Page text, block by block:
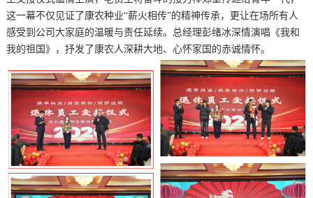
这一幕不仅见证了康农种业“薪火相传”的精神传承，更让在场所有人
感受到公司大家庭的温暖与责任延续。总经理彭绪冰深情演唱《我和
我的祖国》，抒发了康农人深耕大地、心怀家国的赤诚情怀。